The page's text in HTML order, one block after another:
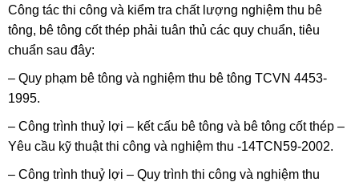
Công tác thi công và kiểm tra chất lượng nghiệm thu bê
tông, bê tông cốt thép phải tuân thủ các quy chuẩn, tiêu
chuẩn sau đây:
– Quy phạm bê tông và nghiệm thu bê tông TCVN 4453-
1995.
– Công trình thuỷ lợi – kết cấu bê tông và bê tông cốt thép –
Yêu cầu kỹ thuật thi công và nghiệm thu -14TCN59-2002.
– Công trình thuỷ lợi – Quy trình thi công và nghiệm thu